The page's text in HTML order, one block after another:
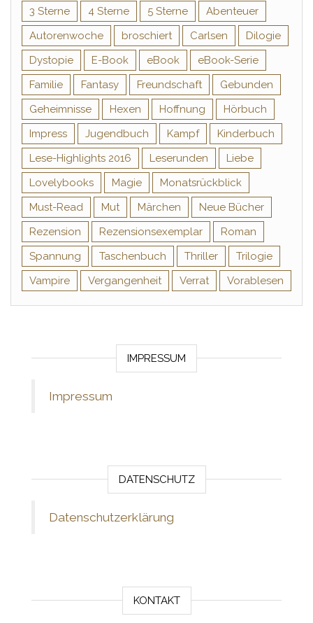
3 Sterne 4 Sterne 5 Sterne
Abenteuer
Autorenwoche
broschiert Carlsen
Dilogie
Dystopie
E-Book eBook
eBook-Serie
Familie
Fantasy Freundschaft
Gebunden
Geheimnisse
Hexen Hoffnung
Hörbuch
Impress
Jugendbuch Kampf
Kinderbuch
Lese-Highlights 2016
Leserunden
Liebe
Lovelybooks
Magie
Monatsrückblick
Must-Read
Mut Märchen
Neue Bücher
Rezension
Rezensionsexemplar
Roman
Spannung
Taschenbuch Thriller
Trilogie
Vampire
Vergangenheit Verrat Vorablesen
IMPRESSUM
Impressum
DATENSCHUTZ
Datenschutzerklärung
KONTAKT